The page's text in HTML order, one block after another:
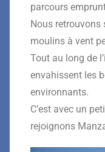
parcours
Nous retrouvons
moulins à vent
Tout au long de
envahissent les
environnants.
C’est avec un
rejoignons